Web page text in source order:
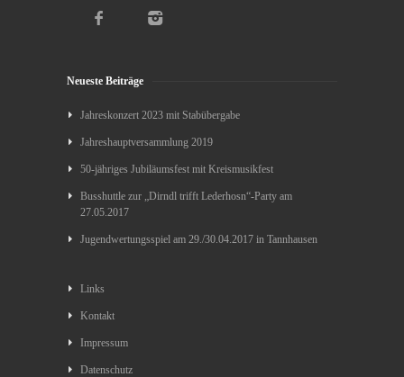
Neueste Beiträge
Jahreskonzert 2023 mit Stabübergabe
Jahreshauptversammlung 2019
50-jähriges Jubiläumsfest mit Kreismusikfest
Busshuttle zur „Dirndl trifft Lederhosn“-Party am
27.05.2017
Jugendwertungsspiel am 29./30.04.2017 in Tannhausen
Links
Kontakt
Impressum
Datenschutz